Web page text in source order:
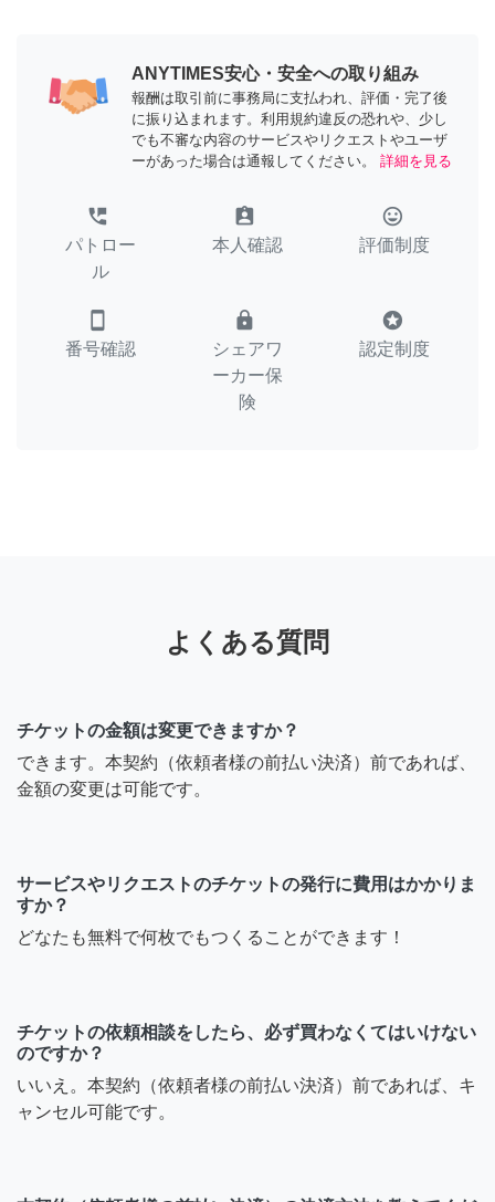
ANYTIMES安心・安全への取り組み
報酬は取引前に事務局に支払われ、評価・完了後
に振り込まれます。利用規約違反の恐れや、少し
でも不審な内容のサービスやリクエストやユーザ
ーがあった場合は通報してください。
詳細を見る
perm_phone_msg
パトロー
ル
assignment_ind
本人確認
tag_faces
評価制度
smartphone
番号確認
lock
シェアワ
ーカー保
険
stars
認定制度
よくある質問
チケットの金額は変更できますか？
できます。本契約（依頼者様の前払い決済）前であれば、
金額の変更は可能です。
サービスやリクエストのチケットの発行に費用はかかりま
すか？
どなたも無料で何枚でもつくることができます！
チケットの依頼相談をしたら、必ず買わなくてはいけない
のですか？
いいえ。本契約（依頼者様の前払い決済）前であれば、キ
ャンセル可能です。